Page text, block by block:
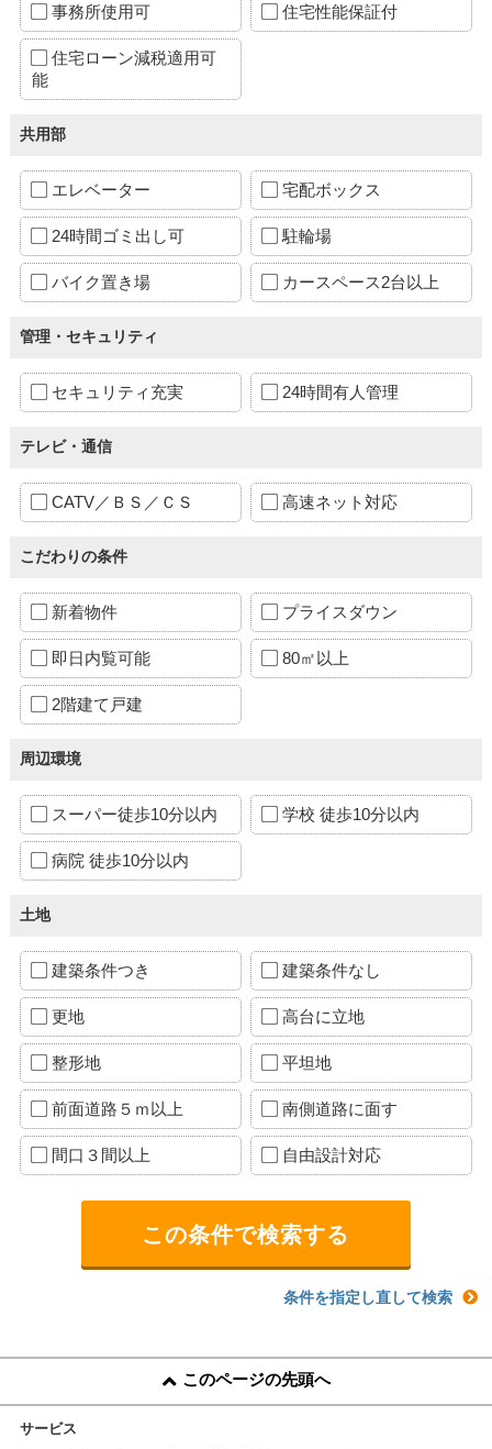
事務所使用可 住宅性能保証付
住宅ローン減税適用可
能
共用部
エレベーター 宅配ボックス
24時間ゴミ出し可 駐輪場
バイク置き場 カースペース2台以上
管理・セキュリティ
セキュリティ充実 24時間有人管理
テレビ・通信
CATV／ＢＳ／ＣＳ 高速ネット対応
こだわりの条件
新着物件 プライスダウン
即日内覧可能 80㎡以上
2階建て戸建
周辺環境
スーパー徒歩10分以内 学校 徒歩10分以内
病院 徒歩10分以内
土地
建築条件つき 建築条件なし
更地 高台に立地
整形地 平坦地
前面道路５ｍ以上 南側道路に面す
間口３間以上 自由設計対応
条件を指定し直して検索
このページの先頭へ
サービス